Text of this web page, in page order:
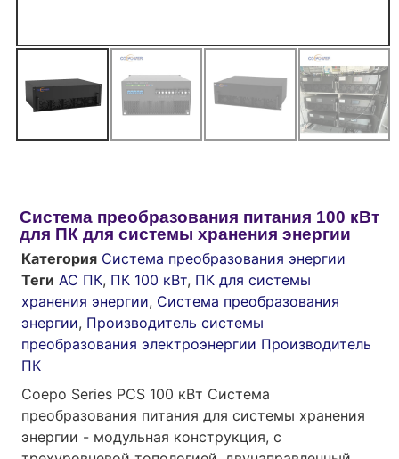
Система преобразования питания 100 кВт
для ПК для системы хранения энергии
Категория Система преобразования энергии
Теги AC ПК, ПК 100 кВт, ПК для системы
хранения энергии, Система преобразования
энергии, Производитель системы
преобразования электроэнергии Производитель
ПК
Coepo Series PCS 100 кВт Система
преобразования питания для системы хранения
энергии - модульная конструкция, с